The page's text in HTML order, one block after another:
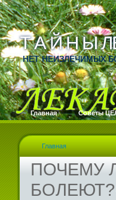
Т А Й Н Ы
Т А Й Н Ы
НЕТ НЕИЗЛЕЧИМЫХ
Главная Cоветы
Главная
ПОЧЕМУ